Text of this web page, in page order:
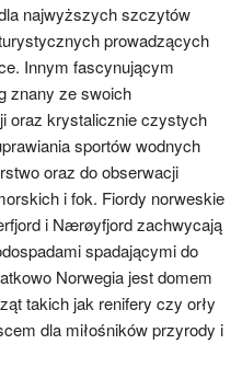
najwyższych szczytów
prowadzących
Innym fascynującym
znany ze swoich
oraz krystalicznie czystych
sportów wodnych
oraz do obserwacji
i fok. Fiordy norweskie
i Nærøyfjord zachwycają
spadającymi do
Norwegia jest domem
takich jak renifery czy orły
dla miłośników przyrody i